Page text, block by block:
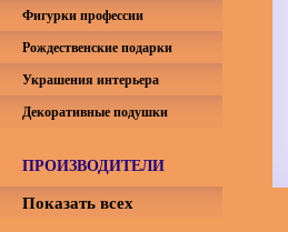
Фигурки профессии
Рождественские подарки
Украшения интерьера
Декоративные подушки
ПРОИЗВОДИТЕЛИ
Показать всех